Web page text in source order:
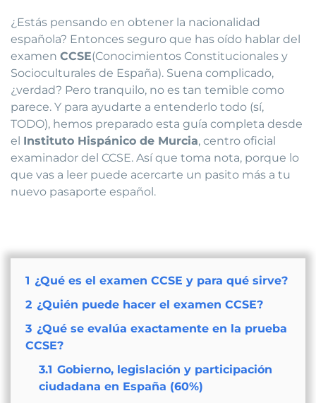
¿Estás pensando en obtener la nacionalidad
española? Entonces seguro que has oído hablar del
examen CCSE(Conocimientos Constitucionales y
Socioculturales de España). Suena complicado,
¿verdad? Pero tranquilo, no es tan temible como
parece. Y para ayudarte a entenderlo todo (sí,
TODO), hemos preparado esta guía completa desde
el Instituto Hispánico de Murcia, centro oficial
examinador del CCSE. Así que toma nota, porque lo
que vas a leer puede acercarte un pasito más a tu
nuevo pasaporte español.
1 ¿Qué es el examen CCSE y para qué sirve?
2 ¿Quién puede hacer el examen CCSE?
3 ¿Qué se evalúa exactamente en la prueba
CCSE?
3.1 Gobierno, legislación y participación
ciudadana en España (60%)